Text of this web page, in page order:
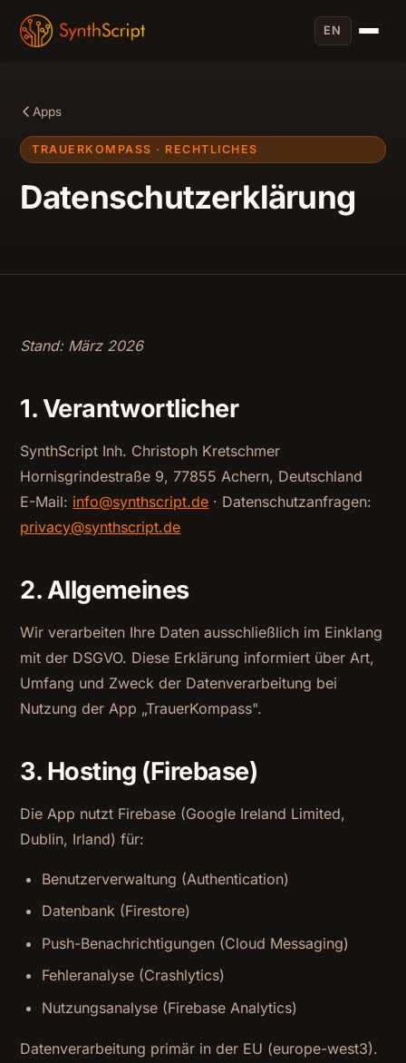
EN
Apps
TRAUERKOMPASS · RECHTLICHES
Datenschutzerklärung
Stand: März 2026
1. Verantwortlicher
SynthScript Inh. Christoph Kretschmer
Hornisgrindestraße 9, 77855 Achern, Deutschland
E-Mail: info@synthscript.de · Datenschutzanfragen:
privacy@synthscript.de
2. Allgemeines
Wir verarbeiten Ihre Daten ausschließlich im Einklang
mit der DSGVO. Diese Erklärung informiert über Art,
Umfang und Zweck der Datenverarbeitung bei
Nutzung der App „TrauerKompass".
3. Hosting (Firebase)
Die App nutzt Firebase (Google Ireland Limited,
Dublin, Irland) für:
Benutzerverwaltung (Authentication)
Datenbank (Firestore)
Push-Benachrichtigungen (Cloud Messaging)
Fehleranalyse (Crashlytics)
Nutzungsanalyse (Firebase Analytics)
Datenverarbeitung primär in der EU (europe-west3).